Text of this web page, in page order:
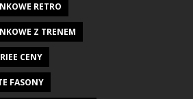
RETRO
Z TRENEM
CENY
FASONY